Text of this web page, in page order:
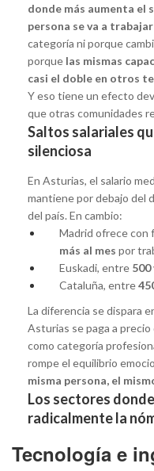
donde más aumenta el
persona se va a
categoría ni porque
porque las mismas
casi el doble en otros
Y eso tiene un efecto
que otras comunidades
Saltos salariales
silenciosa
En Asturias, el salario
mantiene por debajo del
del país. En cambio:
Madrid ofrece con
más al mes por
Euskadi, entre 500
Cataluña, entre
La diferencia se dispara
Asturias se paga a
como categoría
rompe el equilibrio
misma persona, el
Los sectores donde
radicalmente la
Tecnología e